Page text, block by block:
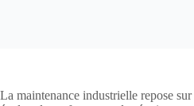
La maintenance industrielle repose